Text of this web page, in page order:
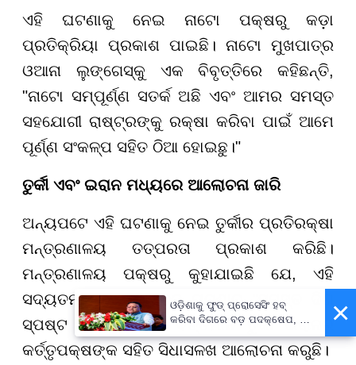
ଏହି ଘଟଣାକୁ ନେଇ ନାଟୋ ପକ୍ଷରୁ କଡ଼ା
ପ୍ରତିକ୍ରିୟା ପ୍ରକାଶ ପାଇଛି। ନାଟୋ ମୁଖପାତ୍ର
ଓଆନା ଲୁଙ୍ଗେସ୍କୁ ଏକ ବିବୃତ୍ତିରେ କହିଛନ୍ତି,
"ନାଟୋ ସମ୍ପୂର୍ଣ୍ଣ ସତର୍କ ଅଛି ଏବଂ ଆମର ସମସ୍ତ
ସହଯୋଗୀ ରାଷ୍ଟ୍ରଙ୍କୁ ରକ୍ଷା କରିବା ପାଇଁ ଆମେ
ପୂର୍ଣ୍ଣ ସଂକଳ୍ପ ସହିତ ଠିଆ ହୋଇଛୁ।"
ତୁର୍କୀ ଏବଂ ଇରାନ ମଧ୍ୟରେ ଆଲୋଚନା ଜାରି
ଅନ୍ୟପଟେ ଏହି ଘଟଣାକୁ ନେଇ ତୁର୍କୀର ପ୍ରତିରକ୍ଷା
ମନ୍ତ୍ରଣାଳୟ ତତ୍ପରତା ପ୍ରକାଶ କରିଛି।
ମନ୍ତ୍ରଣାଳୟ ପକ୍ଷରୁ କୁହାଯାଇଛି ଯେ, ଏହି
ସଦ୍ୟତମ କ୍ଷେପଣାସ୍ତ୍ର ଘଟଣାର "ସମସ୍ତ ଦିଗ
ସ୍ପଷ୍ଟ କରିବା" ପାଇଁ ବର୍ତ୍ତମାନ ତୁର୍କୀ ଇରାନର
କର୍ତ୍ତୃପକ୍ଷଙ୍କ ସହିତ ସିଧାସଳଖ ଆଲୋଚନା କରୁଛି।
×
ଓଡ଼ିଶାକୁ ଫୁଡ୍ ପ୍ରୋସେସିଂ ହବ୍
କରିବା ଦିଗରେ ବଡ଼ ପଦକ୍ଷେପ, ୪୨
ହଜାରରୁ ଅଧିକ ନିଯୁକ୍ତି ସୁଯୋଗ